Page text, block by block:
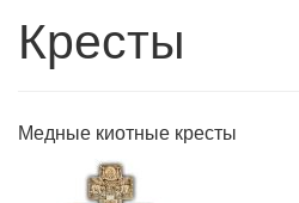
Кресты
Медные киотные кресты